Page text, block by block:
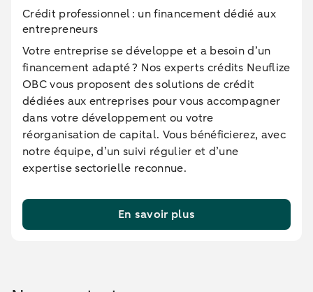
Crédit professionnel : un financement dédié aux
entrepreneurs
Votre entreprise se développe et a besoin d’un
financement adapté ? Nos experts crédits Neuflize
OBC vous proposent des solutions de crédit
dédiées aux entreprises pour vous accompagner
dans votre développement ou votre
réorganisation de capital. Vous bénéficierez, avec
notre équipe, d’un suivi régulier et d’une
expertise sectorielle reconnue.
En savoir plus